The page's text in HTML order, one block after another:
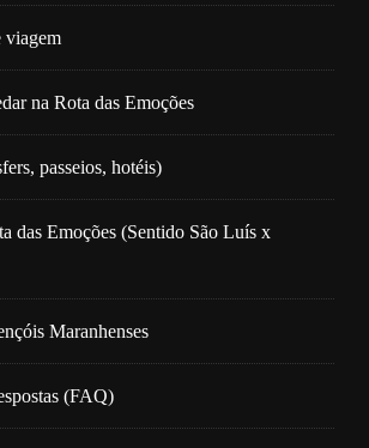
viagem
na Rota das Emoções
passeios, hotéis)
das Emoções (Sentido São Luís x
Maranhenses
(FAQ)